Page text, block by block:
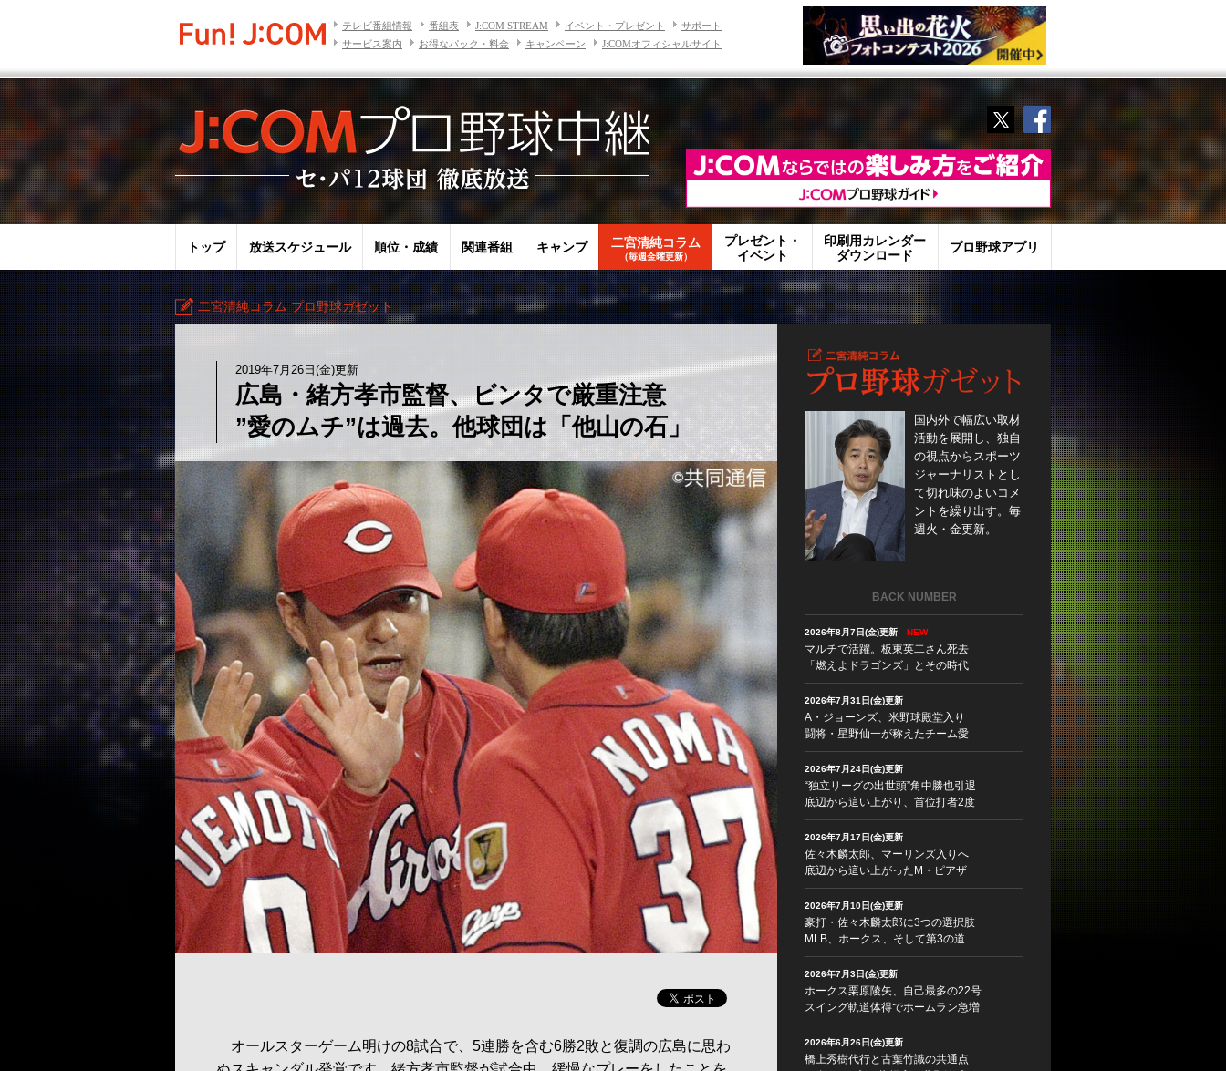
テレビ番組情報 番組表 J:COM STREAM イベント・プレゼント
サポート
サービス案内
お得なパック・料金 キャンペーン J:COMオフィシャルサイト
TwitterFacebook
トップ 放送スケジュール 順位・成績 関連番組 キャンプ 二宮清純コラム
（毎週金曜更新）
プレゼント・
イベント
印刷用カレンダー
ダウンロード
プロ野球アプリ
二宮清純コラム プロ野球ガゼット
2019年7月26日(金)更新
広島・緒方孝市監督、ビンタで厳重注意
”愛のムチ”は過去。他球団は「他山の石」
オールスターゲーム明けの8試合で、5連勝を含む6勝2敗と復調の広島に思わ
国内外で幅広い取材
活動を展開し、独自
の視点からスポーツ
ジャーナリストとし
て切れ味のよいコメ
ントを繰り出す。毎
週火・金更新。
BACK NUMBER
2026年8月7日(金)更新 NEW
マルチで活躍。板東英二さん死去
「燃えよドラゴンズ」とその時代
2026年7月31日(金)更新
A・ジョーンズ、米野球殿堂入り
闘将・星野仙一が称えたチーム愛
2026年7月24日(金)更新
“独立リーグの出世頭”角中勝也引退
底辺から這い上がり、首位打者2度
2026年7月17日(金)更新
佐々木麟太郎、マーリンズ入りへ
底辺から這い上がったM・ピアザ
2026年7月10日(金)更新
豪打・佐々木麟太郎に3つの選択肢
MLB、ホークス、そして第3の道
2026年7月3日(金)更新
ホークス栗原陵矢、自己最多の22号
スイング軌道体得でホームラン急増
2026年6月26日(金)更新
橋上秀樹代行と古葉竹識の共通点